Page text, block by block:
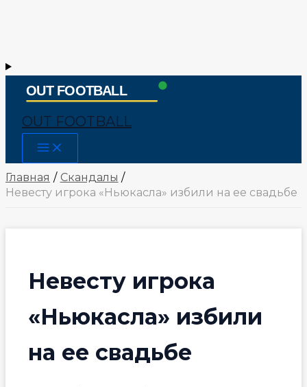
OUT FOOTBALL
Main
Menu
Главная
Скандалы
Невесту игрока «Ньюкасла» избили на ее свадьбе
Невесту игрока
«Ньюкасла» избили
на ее свадьбе